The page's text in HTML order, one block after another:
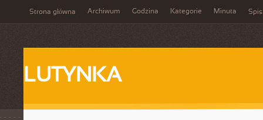
Strona główna Archiwum Godzina Kategorie Minuta Spis
LUTYNKA